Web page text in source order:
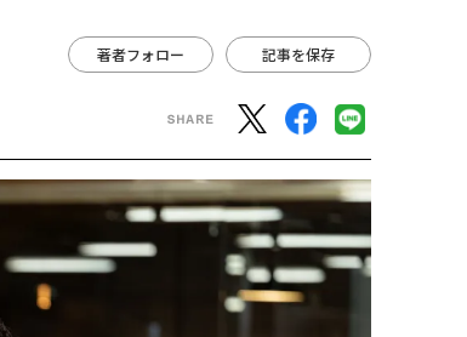
著者フォロー 記事を保存